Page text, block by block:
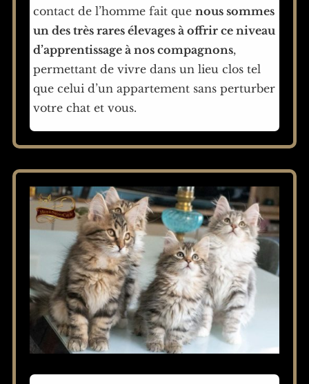
contact de l’homme fait que nous sommes
un des très rares élevages à offrir ce niveau
d’apprentissage à nos compagnons,
permettant de vivre dans un lieu clos tel
que celui d’un appartement sans perturber
votre chat et vous.